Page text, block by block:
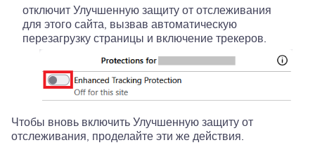
отключит Улучшенную защиту от отслеживания
для этого сайта, вызвав автоматическую
перезагрузку страницы и включение трекеров.
Чтобы вновь включить Улучшенную защиту от
отслеживания, проделайте эти же действия.